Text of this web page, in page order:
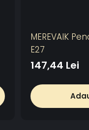
MEREVAIK
E27
147,44 Lei